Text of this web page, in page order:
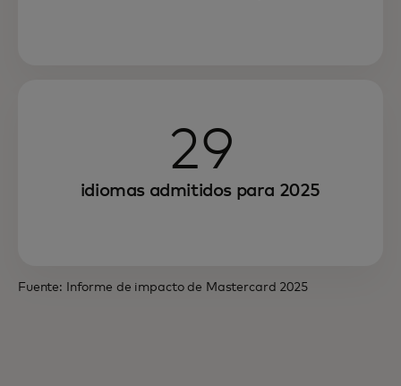
29
idiomas admitidos para 2025
Fuente: Informe de impacto de Mastercard 2025